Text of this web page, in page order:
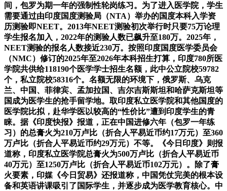
间，包罗为期一年的强制性轮岗练习。为了进入医学院，学生
需要通过由印度国度测验局（NTA）举办的国度本科入学资
历测验即NEET。2013年NEET测验初次举行时只要75万论理
学生报名加入，2022年的测验人数已飙升至180万。2025年，
NEET测验的报名人数接近230万。按照印度国度医学委员会
（NMC）修订的2025年至2026年本科招生打算，印度780所医
学院共供给118190个医学学士招生名额，此中公立院校59782
个，私立院校58316个。名额无限的环境下，俄罗斯、乌克
兰、中国、菲律宾、孟加拉国、吉尔吉斯斯坦和哈萨克斯坦等
国成为医学生的抢手留学地。取印度私立医学院和其他国度的
医学院比拟，赴华学医以较高的“性价比”遭到印度学生的青
睐。据《印度快报》报道，正在中国进修六年（包罗一年练
习）的总膏火为210万卢比（折合人平易近币约17万元）至360
万卢比（折合人平易近币约29万元）不等。《今日印度》则报
道称，印度私立医学院总膏火为500万卢比（折合人平易近币
40万元）至1250万卢比（折合人平易近币102万元）。除了膏
火要素，印媒《今日贸易》还报道称，中国凭仗完美的根本设
备和英语讲课吸引了国际学生，并逐步成为医学教育核心。中